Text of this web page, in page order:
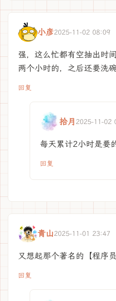
小彦2025-11-02 08:09
强，这么忙都有空抽出时
两个小时的，之后还要洗
回复
拾月 2025-11-02
每天累计2小时是要
回复
青山2025-11-01 23:47
又想起那个著名的【程序
回复